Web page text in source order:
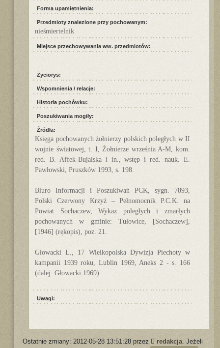
Forma upamiętnienia:
Przedmioty znalezione przy pochowanym:
nieśmiertelnik
Miejsce przechowywania ww. przedmiotów:
Życiorys:
Wspomnienia / relacje:
Historia pochówku:
Poszukiwania mogiły:
Źródła:
Księga pochowanych żołnierzy polskich poległych w II
wojnie światowej, t. I, Żołnierze września A-M, kom.
red. B. Affek-Bujalska i in., wstęp i red. nauk. E.
Pawłowski, Pruszków 1993, s. 198.
Biuro Informacji i Poszukiwań PCK, sygn. 7893,
Polski Czerwony Krzyż – Pełnomocnik P.C.K. na
Powiat Sochaczew, Wykaz poległych i zmarłych
pochowanych w gminie: Tułowice, [Sochaczew],
[1946] (rękopis), poz. 21.
Głowacki L., 17 Wielkopolska Dywizja Piechoty w
kampanii 1939 roku, Lublin 1969, Aneks 2 - s. 166
(dalej: Głowacki 1969).
Uwagi:
Ostatnie zmiany: 2012-05-28 13:51:28 przez redakcja. Jeżeli